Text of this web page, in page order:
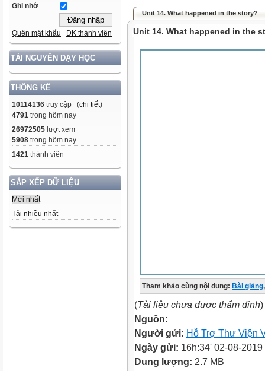
Ghi nhớ
Quên mật khẩu ĐK thành viên
TÀI NGUYÊN DẠY HỌC
THỐNG KÊ
10114136 truy cập (chi tiết)
4791 trong hôm nay
26972505 lượt xem
5908 trong hôm nay
1421 thành viên
SẮP XẾP DỮ LIỆU
Mới nhất
Tải nhiều nhất
Unit 14. What happened in the story?
Unit 14. What happened in the
Tham khảo cùng nội dung: Bài giảng,
(Tài liệu chưa được thẩm định)
Nguồn:
Người gửi: Hỗ Trợ Thư Viện
Ngày gửi: 16h:34' 02-08-2019
Dung lượng: 2.7 MB